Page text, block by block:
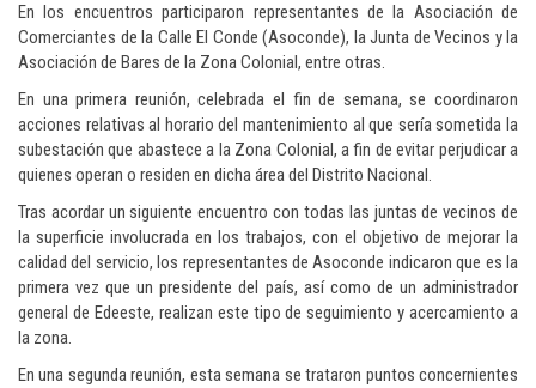
En los encuentros participaron representantes de la Asociación de
Comerciantes de la Calle El Conde (Asoconde), la Junta de Vecinos y la
Asociación de Bares de la Zona Colonial, entre otras.
En una primera reunión, celebrada el fin de semana, se coordinaron
acciones relativas al horario del mantenimiento al que sería sometida la
subestación que abastece a la Zona Colonial, a fin de evitar perjudicar a
quienes operan o residen en dicha área del Distrito Nacional.
Tras acordar un siguiente encuentro con todas las juntas de vecinos de
la superficie involucrada en los trabajos, con el objetivo de mejorar la
calidad del servicio, los representantes de Asoconde indicaron que es la
primera vez que un presidente del país, así como de un administrador
general de Edeeste, realizan este tipo de seguimiento y acercamiento a
la zona.
En una segunda reunión, esta semana se trataron puntos concernientes